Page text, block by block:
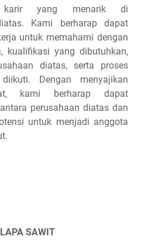
karir yang menarik di
Kami berharap dapat
untuk memahami dengan
kualifikasi yang dibutuhkan,
diatas, serta proses
Dengan menyajikan
kami berharap dapat
perusahaan diatas dan
untuk menjadi anggota
SAWIT